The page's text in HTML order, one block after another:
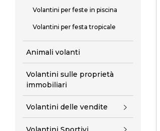
Volantini per feste in piscina
Volantini per festa tropicale
Animali volanti
Volantini sulle proprietà
immobiliari
Volantini delle vendite